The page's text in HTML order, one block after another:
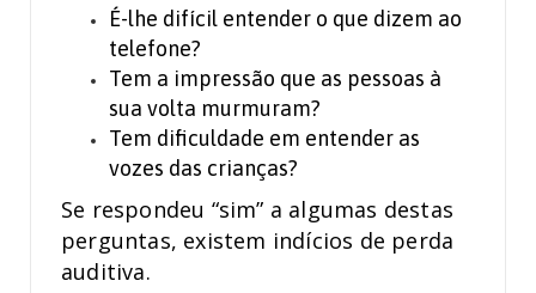
É-lhe difícil entender o que dizem ao
telefone?
Tem a impressão que as pessoas à
sua volta murmuram?
Tem dificuldade em entender as
vozes das crianças?
Se respondeu “sim” a algumas destas
perguntas, existem indícios de perda
auditiva.